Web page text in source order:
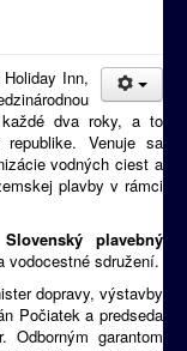
Inn,
dva roky, a to
Venuje sa
vodných ciest a
plavby v rámci
Slovenský plavebný
vodocestné sdružení.
dopravy, výstavby
Počiatek a predseda
Odborným garantom